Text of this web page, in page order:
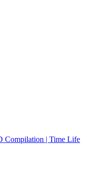
Compilation | Time Life